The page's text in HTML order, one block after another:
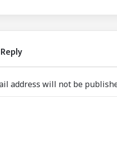
address will not be